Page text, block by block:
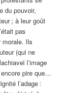
du pouvoir,
; à leur goût
pas
morale. Ils
(qui ne
l’image
encore pire que…
l’adage :